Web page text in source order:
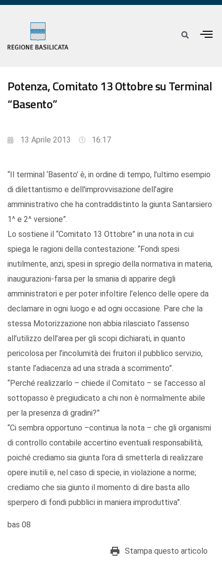
Potenza, Comitato 13 Ottobre su Terminal
“Basento”
13 Aprile 2013 16:17
“Il terminal ‘Basento’ è, in ordine di tempo, l’ultimo esempio
di dilettantismo e dell'improvvisazione dell’agire
amministrativo che ha contraddistinto la giunta Santarsiero
1^ e 2^ versione”.
Lo sostiene il “Comitato 13 Ottobre” in una nota in cui
spiega le ragioni della contestazione: “Fondi spesi
inutilmente, anzi, spesi in spregio della normativa in materia,
inaugurazioni-farsa per la smania di apparire degli
amministratori e per poter infoltire l’elenco delle opere da
declamare in ogni luogo e ad ogni occasione. Pare che la
stessa Motorizzazione non abbia rilasciato l’assenso
all’utilizzo dell’area per gli scopi dichiarati, in quanto
pericolosa per l’incolumità dei fruitori il pubblico servizio,
stante l’adiacenza ad una strada a scorrimento”.
“Perché realizzarlo – chiede il Comitato – se l’accesso al
sottopasso è pregiudicato a chi non è normalmente abile
per la presenza di gradini?”
“Ci sembra opportuno –continua la nota – che gli organismi
di controllo contabile accertino eventuali responsabilità,
poiché crediamo sia giunta l’ora di smetterla di realizzare
opere inutili e, nel caso di specie, in violazione a norme;
crediamo che sia giunto il momento di dire basta allo
sperpero di fondi pubblici in maniera improduttiva”.
bas 08
Stampa questo articolo